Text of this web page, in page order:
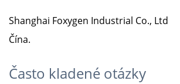
Shanghai Foxygen Industrial Co., Ltd
Čína.
Často kladené otázky